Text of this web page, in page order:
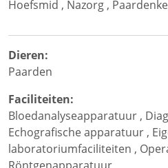
Hoefsmid , Nazorg ,
Dieren:
Paarden
Faciliteiten:
Bloedanalyseapparatuur ,
Echografische apparatuur ,
laboratoriumfaciliteiten ,